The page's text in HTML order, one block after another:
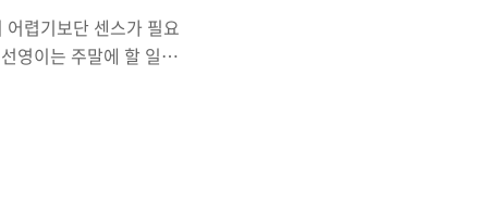
렵기보단 센스가 필요
영이는 주말에 할 일이
은 배열에 있는 숫자의